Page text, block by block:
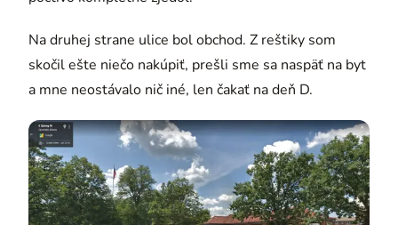
Na druhej strane ulice bol obchod. Z reštiky som
skočil ešte niečo nakúpiť, prešli sme sa naspäť na byt
a mne neostávalo nič iné, len čakať na deň D.